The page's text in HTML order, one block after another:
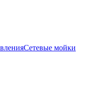
Сетевые мойки